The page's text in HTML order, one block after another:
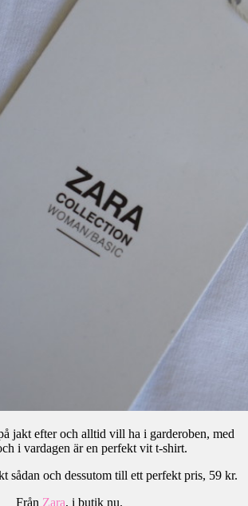
jakt efter och alltid vill ha i garderoben, med
i vardagen är en perfekt vit t-shirt.
sådan och dessutom till ett perfekt pris, 59 kr.
Från Zara, i butik nu.